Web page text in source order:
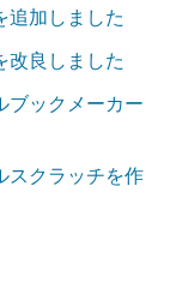
追加しました
改良しました
ブックメーカー
スクラッチを作